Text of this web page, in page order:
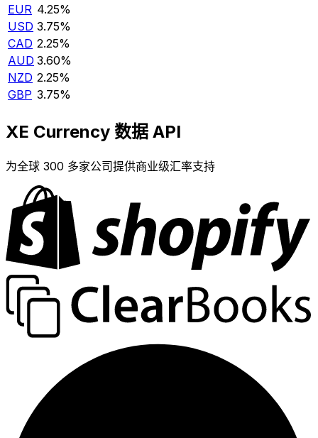
EUR 4.25%
USD 3.75%
CAD 2.25%
AUD 3.60%
NZD 2.25%
GBP 3.75%
XE Currency 数据 API
为全球 300 多家公司提供商业级汇率支持